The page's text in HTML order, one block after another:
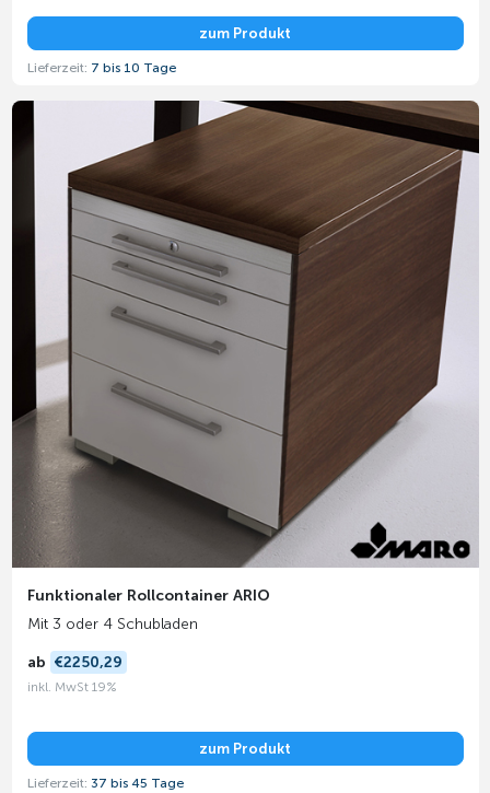
zum Produkt
Lieferzeit: 7 bis 10 Tage
Funktionaler Rollcontainer ARIO
Mit 3 oder 4 Schubladen
ab €2250,29
inkl. MwSt 19%
zum Produkt
Lieferzeit: 37 bis 45 Tage